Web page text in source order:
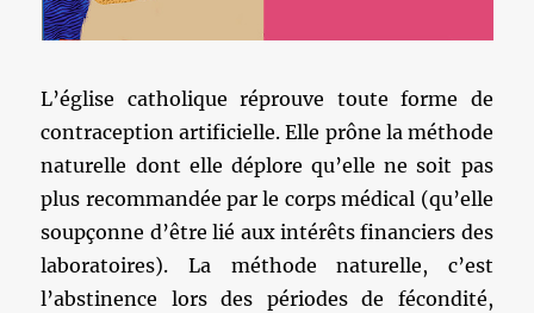
L’église catholique réprouve toute forme de
contraception artificielle. Elle prône la méthode
naturelle dont elle déplore qu’elle ne soit pas
plus recommandée par le corps médical (qu’elle
soupçonne d’être lié aux intérêts financiers des
laboratoires). La méthode naturelle, c’est
l’abstinence lors des périodes de fécondité,